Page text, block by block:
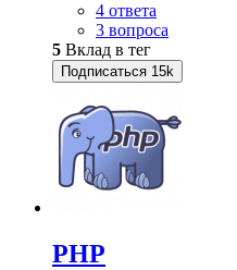
4 ответа
3 вопроса
5 Вклад в тег
Подписаться 15k
PHP